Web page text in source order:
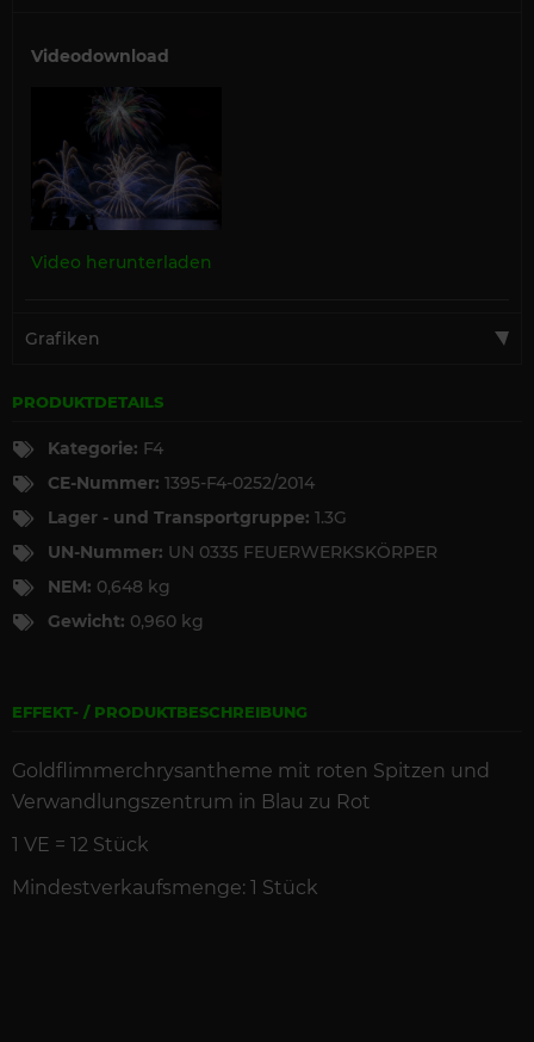
Videodownload
Video herunterladen
Grafiken
PRODUKTDETAILS
Kategorie: F4
CE-Nummer: 1395-F4-0252/2014
Lager - und Transportgruppe: 1.3G
UN-Nummer: UN 0335 FEUERWERKSKÖRPER
NEM: 0,648 kg
Gewicht: 0,960 kg
EFFEKT- / PRODUKTBESCHREIBUNG
Goldflimmerchrysantheme mit roten Spitzen und
Verwandlungszentrum in Blau zu Rot
1 VE = 12 Stück
Mindestverkaufsmenge: 1 Stück